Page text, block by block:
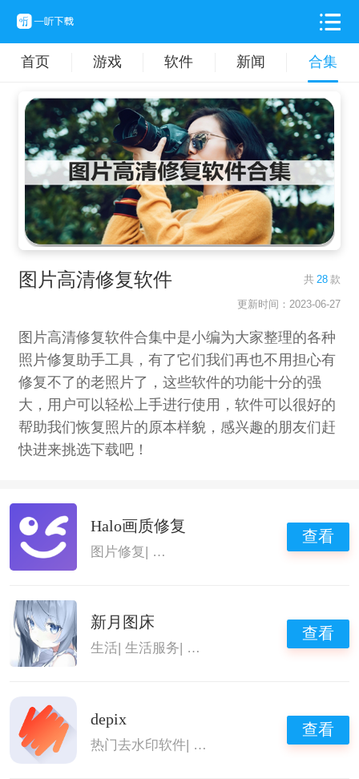
首页 游戏 软件 新闻 合集
图片高清修复软件 共 28 款
更新时间：2023-06-27
图片高清修复软件合集中是小编为大家整理的各种
照片修复助手工具，有了它们我们再也不用担心有
修复不了的老照片了，这些软件的功能十分的强
大，用户可以轻松上手进行使用，软件可以很好的
帮助我们恢复照片的原本样貌，感兴趣的朋友们赶
快进来挑选下载吧！
Halo画质修复
图片修复| 图片修复还原软件 图片高清修复
查看
新月图床
生活 |生活服务 图片高清修复软件
查看
depix
热门去水印软件| 图片美化软件 图片高清修
查看